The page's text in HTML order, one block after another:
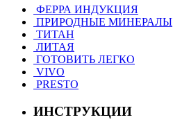
ФЕРРА ИНДУКЦИЯ
ПРИРОДНЫЕ МИНЕРАЛЫ
ТИТАН
ЛИТАЯ
ГОТОВИТЬ ЛЕГКО
VIVO
PRESTO
ИНСТРУКЦИИ